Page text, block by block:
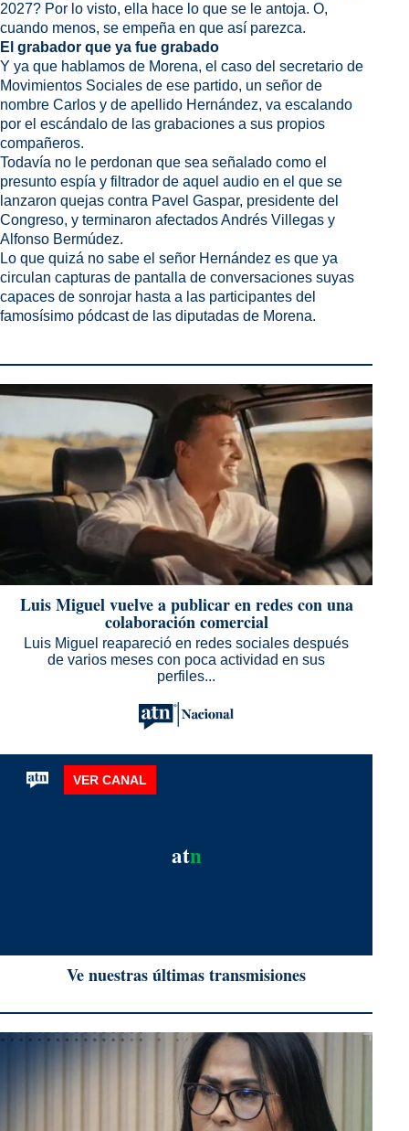
Luis Miguel vuelve a publicar en redes con una
colaboración comercial
Luis Miguel reapareció en redes sociales después
de varios meses con poca actividad en sus
perfiles...
atn
VER CANAL
Ve nuestras últimas transmisiones
2027? Por lo visto, ella hace lo que se le antoja. O,
cuando menos, se empeña en que así parezca.
El grabador que ya fue grabado
Y ya que hablamos de Morena, el caso del secretario de
Movimientos Sociales de ese partido, un señor de
nombre Carlos y de apellido Hernández, va escalando
por el escándalo de las grabaciones a sus propios
compañeros.
Todavía no le perdonan que sea señalado como el
presunto espía y filtrador de aquel audio en el que se
lanzaron quejas contra Pavel Gaspar, presidente del
Congreso, y terminaron afectados Andrés Villegas y
Alfonso Bermúdez.
Lo que quizá no sabe el señor Hernández es que ya
circulan capturas de pantalla de conversaciones suyas
capaces de sonrojar hasta a las participantes del
famosísimo pódcast de las diputadas de Morena.